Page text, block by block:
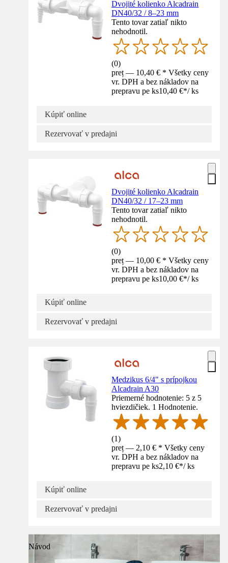
Dvojité kolienko Alcadrain
DN40/32 / 8–23 mm
Tento tovar zatiaľ nikto
nehodnotil.
(0)
preț — 10,40 € * Všetky ceny
vr. DPH a bez nákladov na
prepravu pe ks10,40 €*/ ks
Kúpiť online
Rezervovať v predajni
Dvojité kolienko Alcadrain
DN40/32 / 17–23 mm
Tento tovar zatiaľ nikto
nehodnotil.
(0)
preț — 10,00 € * Všetky ceny
vr. DPH a bez nákladov na
prepravu pe ks10,00 €*/ ks
Kúpiť online
Rezervovať v predajni
Medzikus 6/4" s prípojkou
Alcadrain A30
Priemerné hodnotenie: 5 z 5
hviezdičiek. 1 Hodnotenie.
(1)
preț — 2,10 € * Všetky ceny
vr. DPH a bez nákladov na
prepravu pe ks2,10 €*/ ks
Kúpiť online
Rezervovať v predajni
Návod